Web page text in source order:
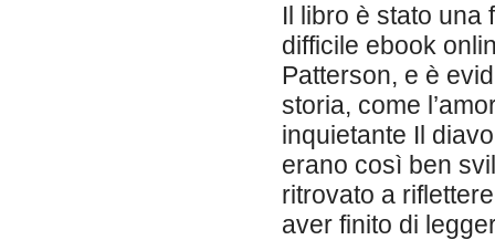
Il libro è stato una
difficile ebook
Patterson, e è
storia, come
inquietante Il
erano così ben
ritrovato a
aver finito di